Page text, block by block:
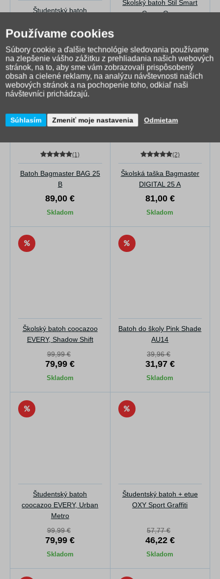
Študentský batoh
69,00 €
Skladom
Školský batoh Stil Smart
Game Over
Skladom
(1)
Batoh Bagmaster BAG 25
B
89,00 €
Skladom
(2)
Školská taška Bagmaster
DIGITAL 25 A
81,00 €
Skladom
Školský batoh coocazoo
EVERY, Shadow Shift
99,99 €
79,99 €
Skladom
Batoh do školy Pink Shade
AU14
39,96 €
31,97 €
Skladom
Študentský batoh
coocazoo EVERY, Urban
Metro
99,99 €
79,99 €
Skladom
Študentský batoh + etue
OXY Sport Graffiti
57,77 €
46,22 €
Skladom
Používame cookies
Súbory cookie a ďalšie technológie sledovania používame
na zlepšenie vášho zážitku z prehliadania našich webových
stránok, na to, aby sme vám zobrazovali prispôsobený
obsah a cielené reklamy, na analýzu návštevnosti našich
webových stránok a na pochopenie toho, odkiaľ naši
návštevníci prichádzajú.
Súhlasím Zmeniť moje nastavenia Odmietam